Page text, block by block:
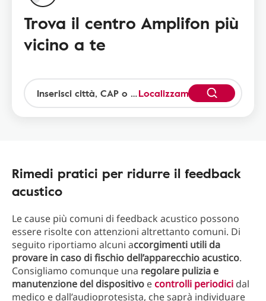
Trova il centro Amplifon più
vicino a te
Localizzami
Rimedi pratici per ridurre il feedback
acustico
Le cause più comuni di feedback acustico possono
essere risolte con attenzioni altrettanto comuni. Di
seguito riportiamo alcuni accorgimenti utili da
provare in caso di fischio dell’apparecchio acustico.
Consigliamo comunque una regolare pulizia e
manutenzione del dispositivo econtrolli periodici dal
medico e dall’audioprotesista, che saprà individuare